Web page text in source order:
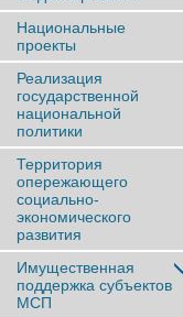
Национальные
проекты
Реализация
государственной
национальной
политики
Территория
опережающего
социально-
экономического
развития
Имущественная
поддержка субъектов
МСП